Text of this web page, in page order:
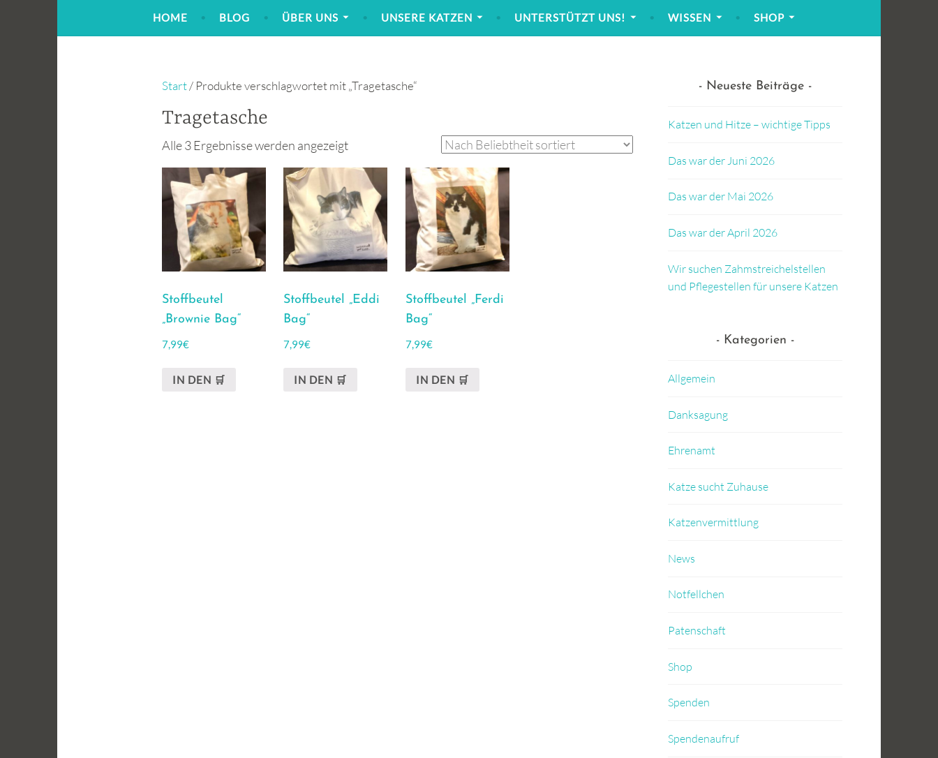
HOME BLOG ÜBER UNS UNSERE KATZEN UNTERSTÜTZT UNS! WISSEN SHOP
Start/ Produkte verschlagwortet mit „Tragetasche“
Tragetasche
Alle 3 Ergebnisse werden angezeigtNach
Beliebtheit
sortiert
Stoffbeutel
„Brownie Bag“
7,99€
IN DEN 🛒
Stoffbeutel „Eddi
Bag“
7,99€
IN DEN 🛒
Stoffbeutel „Ferdi
Bag“
7,99€
IN DEN 🛒
Neueste Beiträge
Katzen und Hitze – wichtige Tipps
Das war der Juni 2026
Das war der Mai 2026
Das war der April 2026
Wir suchen Zahmstreichelstellen
und Pflegestellen für unsere Katzen
Kategorien
Allgemein
Danksagung
Ehrenamt
Katze sucht Zuhause
Katzenvermittlung
News
Notfellchen
Patenschaft
Shop
Spenden
Spendenaufruf